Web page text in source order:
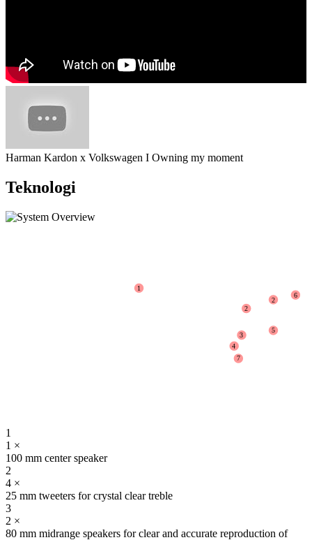
Harman Kardon x Volkswagen I Owning my moment
Teknologi
1
2
2
3
4
5
6
7
1
1 ×
100 mm center speaker
2
4 ×
25 mm tweeters for crystal clear treble
3
2 ×
80 mm midrange speakers for clear and accurate reproduction of